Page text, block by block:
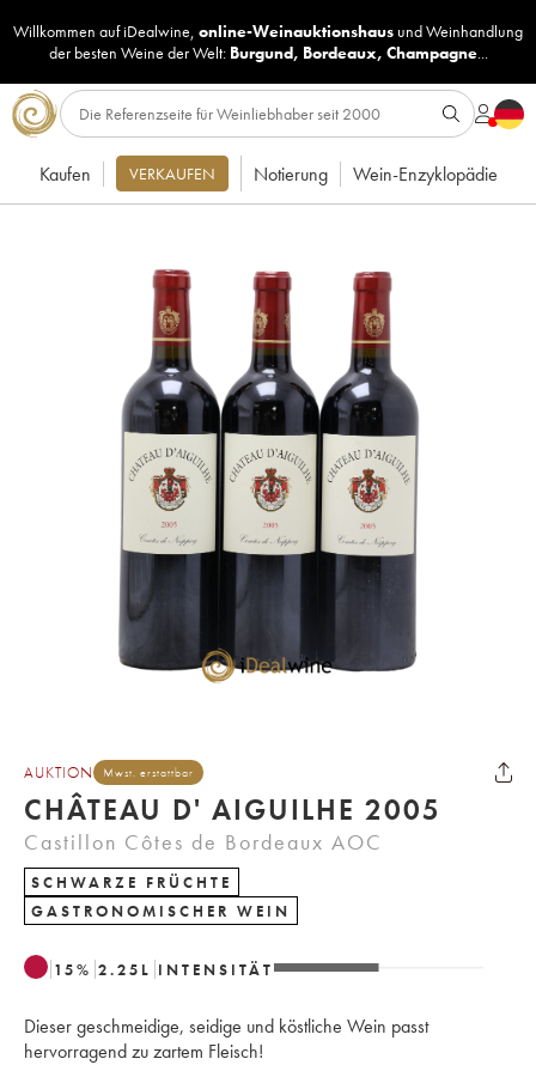
Willkommen auf iDealwine, online-Weinauktionshaus undWeinhandlung
der besten Weine der Welt: Burgund, Bordeaux, Champagne...
Kaufen VERKAUFEN Notierung Wein-Enzyklopädie
AUKTION Mwst. erstattbar
CHÂTEAU D' AIGUILHE 2005
Castillon Côtes de Bordeaux AOC
SCHWARZE FRÜCHTE
GASTRONOMISCHER WEIN
15% 2.25 L INTENSITÄT
Dieser geschmeidige, seidige und köstliche Wein passt
hervorragend zu zartem Fleisch!